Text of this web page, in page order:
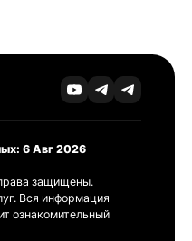
6 Авг 2026
защищены.
Вся информация
ознакомительный